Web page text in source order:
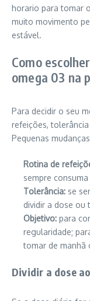
horario para tomar
muito movimento
estável.
Como
omega 03 na
Para decidir o seu
refeições,
Pequenas
Rotina de
sempre
Tolerância: se
dividir a dose ou
Objetivo: para
regularidade;
tomar de manhã
Dividir a dose